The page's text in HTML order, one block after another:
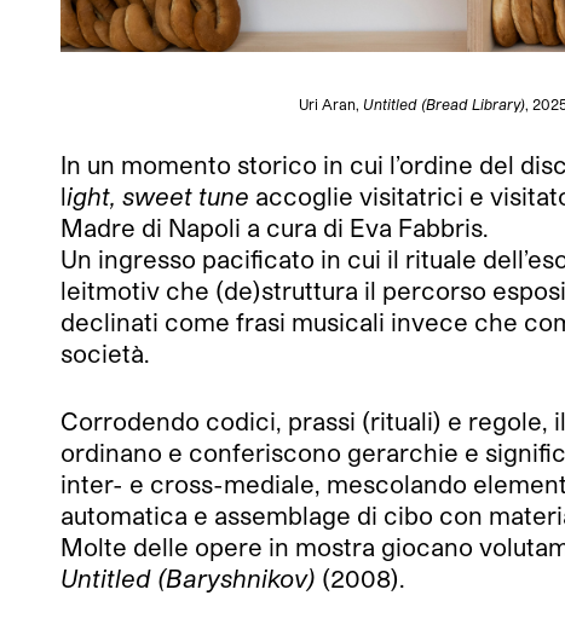
Uri Aran, Untitled (Bread Library),
In un momento storico in cui l’ordine del
light, sweet tune accoglie visitatrici e
Madre di Napoli a cura di Eva Fabbris.
Un ingresso pacificato in cui il rituale
leitmotiv che (de)struttura il percorso
declinati come frasi musicali invece che
società.
Corrodendo codici, prassi (rituali) e
ordinano e conferiscono gerarchie e
inter- e cross-mediale, mescolando
automatica e assemblage di cibo con
Molte delle opere in mostra giocano
Untitled (Baryshnikov) (2008).